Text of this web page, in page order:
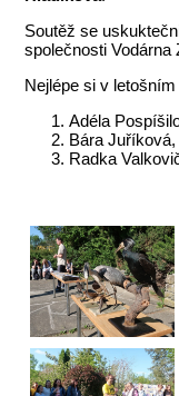
Soutěž se
společnosti Vodárna
Nejlépe si v
Adéla
Bára
Radka